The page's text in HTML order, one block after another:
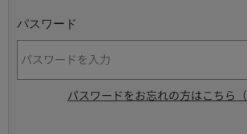
パスワード
パスワードをお忘れの方はこちら（